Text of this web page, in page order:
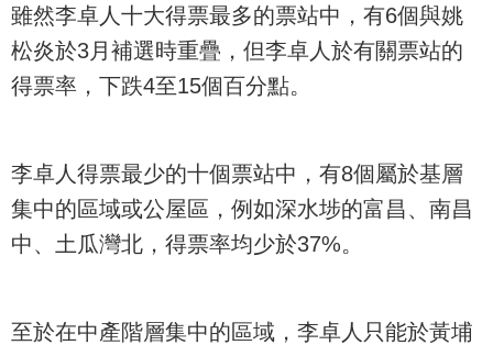
雖然李卓人十大得票最多的票站中，有6個與姚
松炎於3月補選時重疊，但李卓人於有關票站的
得票率，下跌4至15個百分點。
李卓人得票最少的十個票站中，有8個屬於基層
集中的區域或公屋區，例如深水埗的富昌、南昌
中、土瓜灣北，得票率均少於37%。
至於在中產階層集中的區域，李卓人只能於黃埔